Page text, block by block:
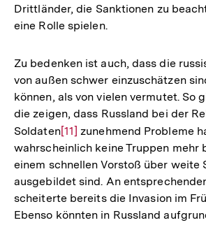
Drittländer, die Sanktionen zu
eine Rolle spielen.
Zu bedenken ist auch, dass die
von außen schwer einzuschätzen
können, als von vielen vermutet. So
die zeigen, dass Russland bei der
SoldatenZur
Auflösung
der
Fußnote
[11] zunehmend Probleme
wahrscheinlich keine Truppen mehr
einem schnellen Vorstoß über weite
ausgebildet sind. An
scheiterte bereits die Invasion im
Ebenso könnten in Russland